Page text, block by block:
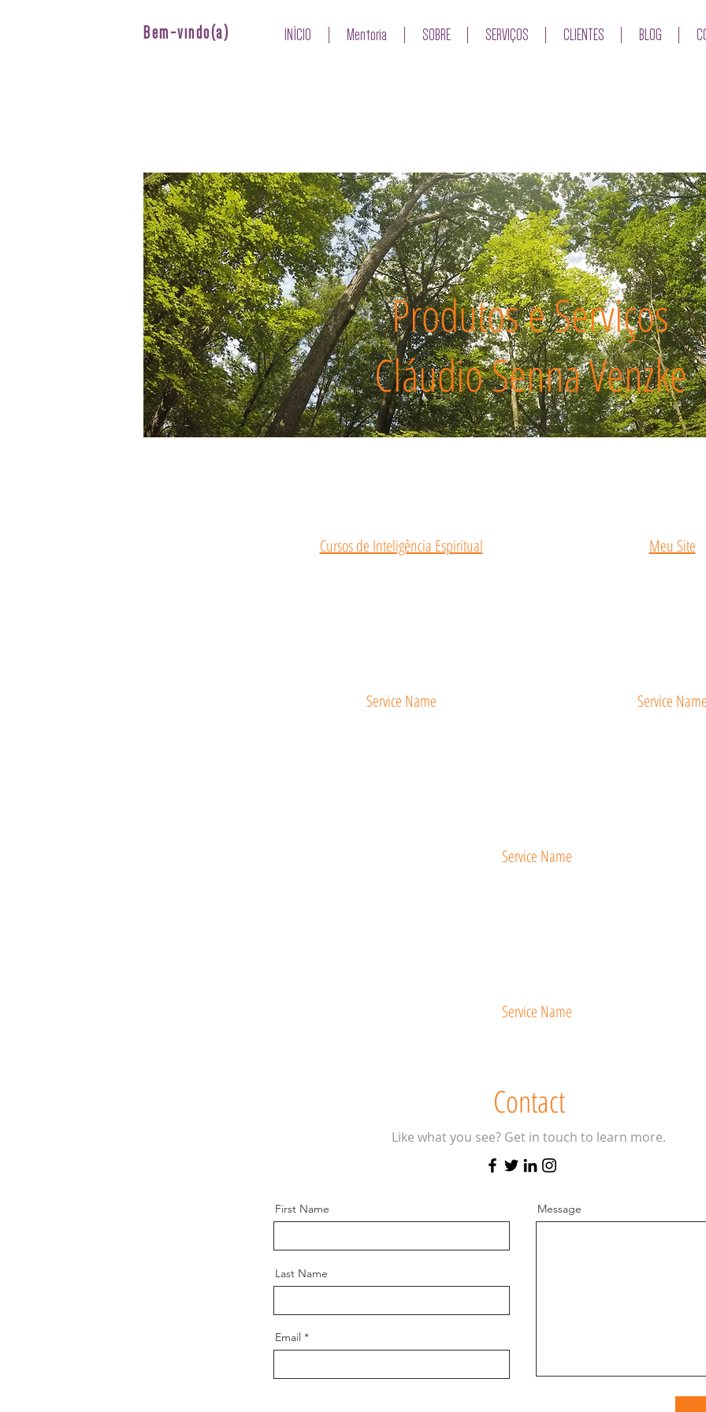
Bem-vindo(a) INÍCIO Mentoria SOBRE SERVIÇOS CLIENTES BLOG
Produtos e Serviços
Cláudio Senna Venzke
Cursos de Inteligência Espiritual
Service Name
Meu Site
Service
Service Name
Service Name
Contact
Like what you see? Get in touch to learn more.
First Name
Last Name
Email
Message